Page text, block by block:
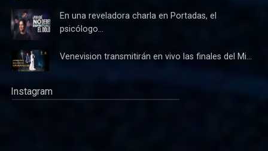
En una reveladora charla en Portadas, el
psicólogo...
Venevision transmitirán en vivo las finales del Mi...
Instagram